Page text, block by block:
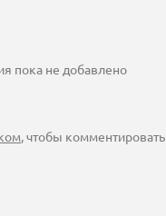
пока не добавлено
, чтобы комментировать